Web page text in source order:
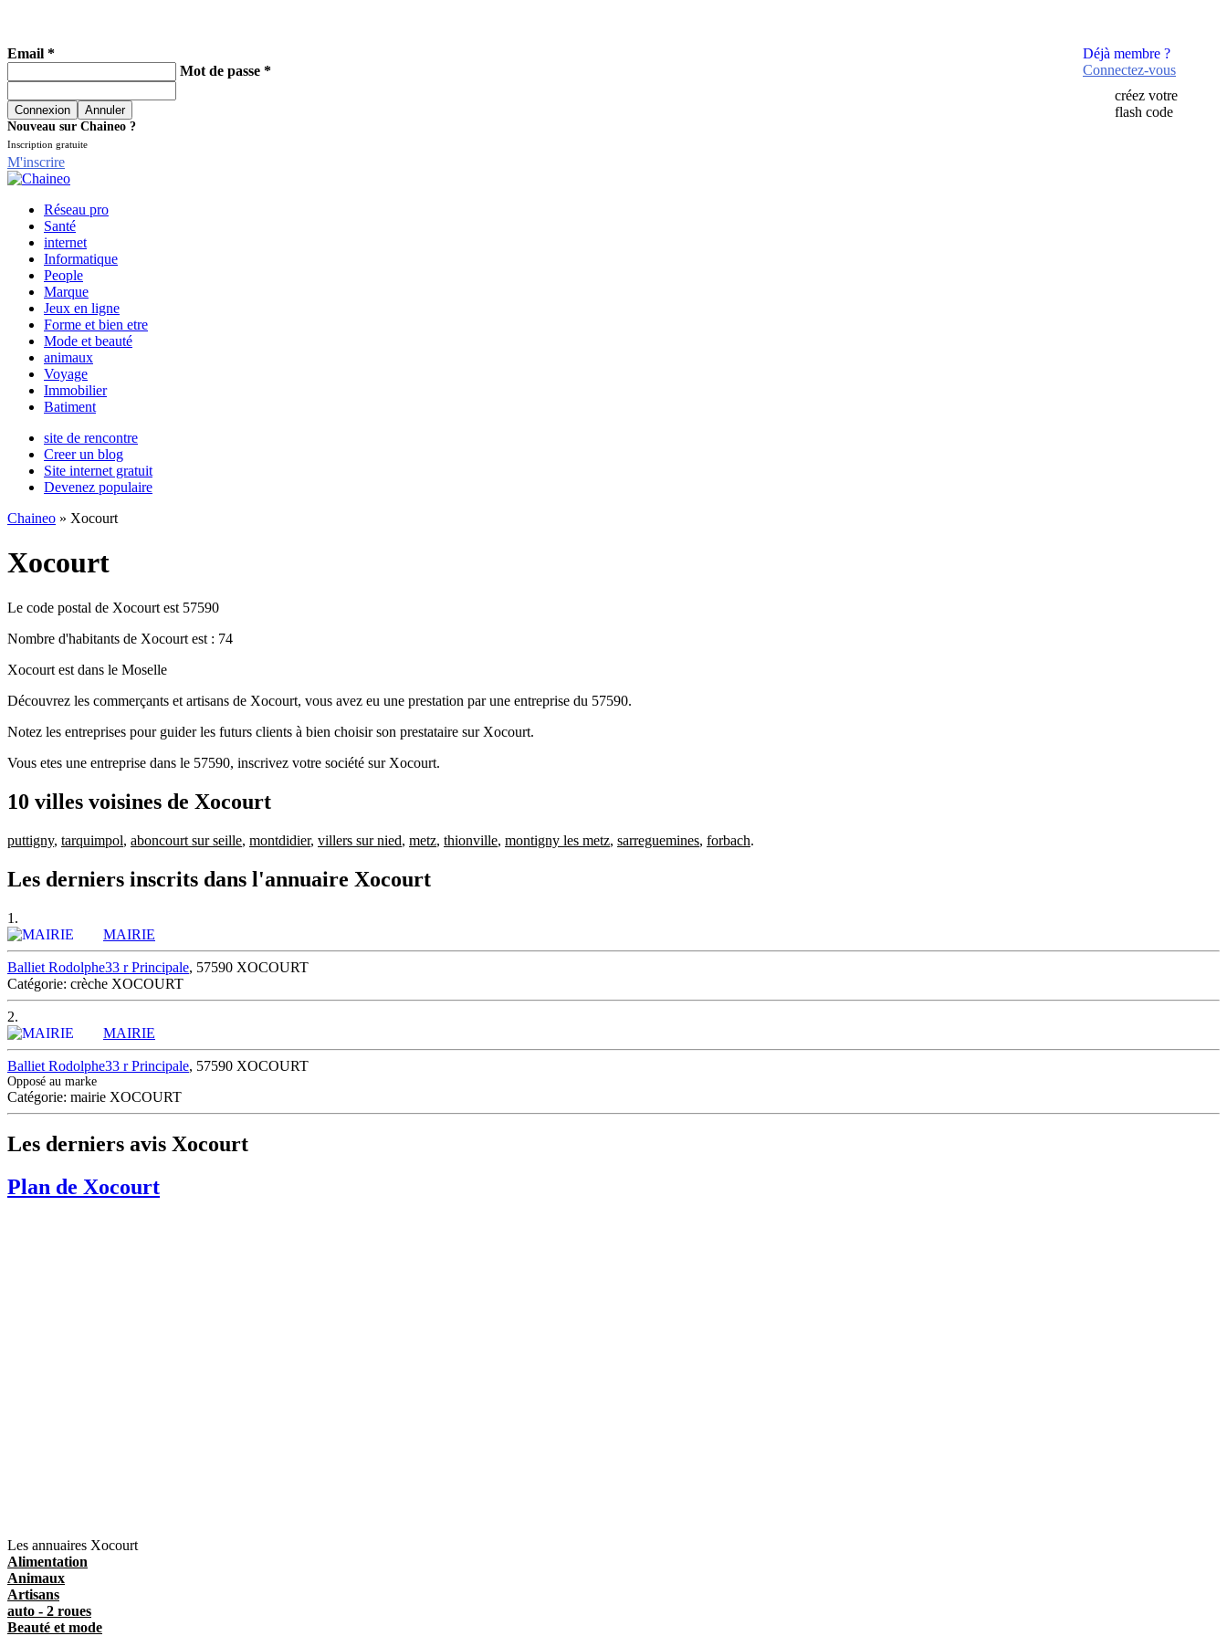
Déjà membre ?
Connectez-vous
créez votre
flash code
Email *
Mot de passe *
Nouveau sur Chaineo ?
Inscription gratuite
M'inscrire
Réseau pro
Santé
internet
Informatique
People
Marque
Jeux en ligne
Forme et bien etre
Mode et beauté
animaux
Voyage
Immobilier
Batiment
site de rencontre
Creer un blog
Site internet gratuit
Devenez populaire
Chaineo » Xocourt
Xocourt
Le code postal de Xocourt est 57590
Nombre d'habitants de Xocourt est : 74
Xocourt est dans le Moselle
Découvrez les commerçants et artisans de Xocourt, vous avez eu une prestation par une entreprise du 57590.
Notez les entreprises pour guider les futurs clients à bien choisir son prestataire sur Xocourt.
Vous etes une entreprise dans le 57590, inscrivez votre société sur Xocourt.
10 villes voisines de Xocourt
puttigny, tarquimpol, aboncourt sur seille, montdidier, villers sur nied, metz, thionville, montigny les metz, sarreguemines, forbach.
Les derniers inscrits dans l'annuaire Xocourt
1.
MAIRIE
Balliet Rodolphe33 r Principale, 57590 XOCOURT
Catégorie: crèche XOCOURT
2.
MAIRIE
Balliet Rodolphe33 r Principale, 57590 XOCOURT
Opposé au marke
Catégorie: mairie XOCOURT
Les derniers avis Xocourt
Plan de Xocourt
Les annuaires Xocourt
Alimentation
Animaux
Artisans
auto - 2 roues
Beauté et mode